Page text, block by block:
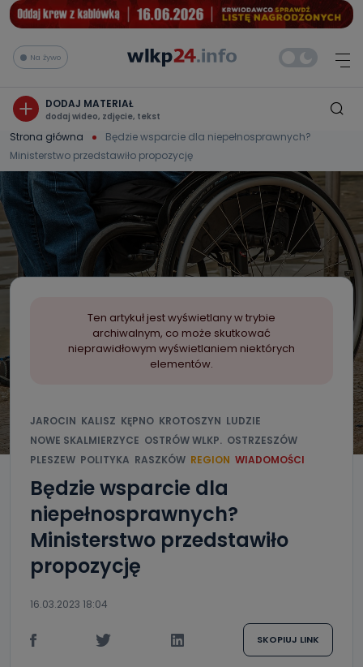
Na żywo
DODAJ MATERIAŁ
dodaj wideo, zdjęcie, tekst
Strona główna
Będzie wsparcie dla niepełnosprawnych?
Ministerstwo przedstawiło propozycję
Ten artykuł jest wyświetlany w trybie
archiwalnym, co może skutkować
nieprawidłowym wyświetlaniem niektórych
elementów.
JAROCIN KALISZ KĘPNO KROTOSZYN LUDZIE
NOWE SKALMIERZYCE OSTRÓW WLKP. OSTRZESZÓW
PLESZEW POLITYKA RASZKÓW REGION WIADOMOŚCI
Będzie wsparcie dla
niepełnosprawnych?
Ministerstwo przedstawiło
propozycję
16.03.2023 18:04
SKOPIUJ LINK